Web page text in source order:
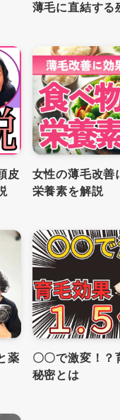
薄毛に直結する
皮
女性の薄毛改善
栄養素を解説
薬
〇〇で激変！？
秘密とは